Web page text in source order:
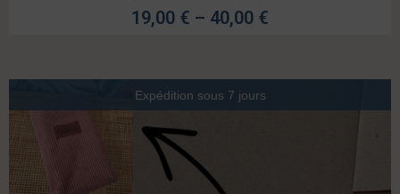
19,00 € – 40,00 €
Expédition sous 7 jours